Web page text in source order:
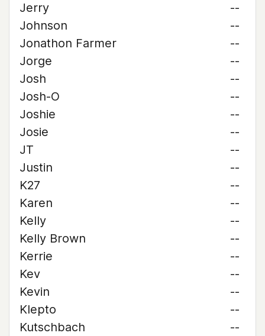
Jerry
--
Johnson
--
Jonathon Farmer
--
Jorge
--
Josh
--
Josh-O
--
Joshie
--
Josie
--
JT
--
Justin
--
K27
--
Karen
--
Kelly
--
Kelly Brown
--
Kerrie
--
Kev
--
Kevin
--
Klepto
--
Kutschbach
--